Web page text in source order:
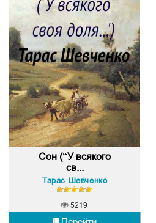
Сон (“У всякого
св...
Тарас Шевченко
5219